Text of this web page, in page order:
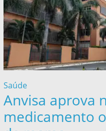
Saúde
Anvisa aprova
medicamento